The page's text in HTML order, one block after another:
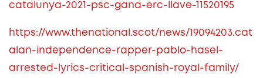
catalunya-2021-psc-gana-erc-llave-11520195
https://www.thenational.scot/news/19094203.cat
alan-independence-rapper-pablo-hasel-
arrested-lyrics-critical-spanish-royal-family/